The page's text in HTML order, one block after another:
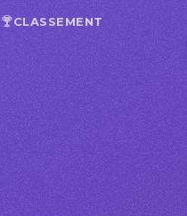
CLASSEMENT